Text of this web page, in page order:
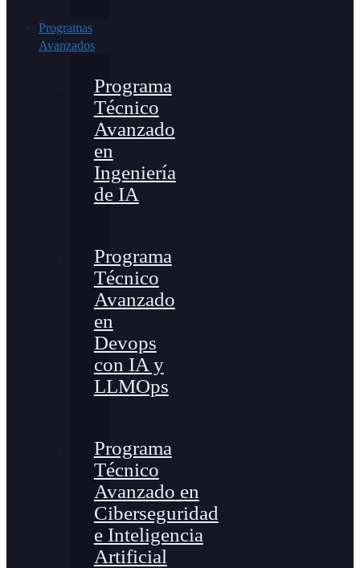
Programas
Avanzados
Programa
Técnico
Avanzado
en
Ingeniería
de IA
Programa
Técnico
Avanzado
en
Devops
con IA y
LLMOps
Programa
Técnico
Avanzado en
Ciberseguridad
e Inteligencia
Artificial